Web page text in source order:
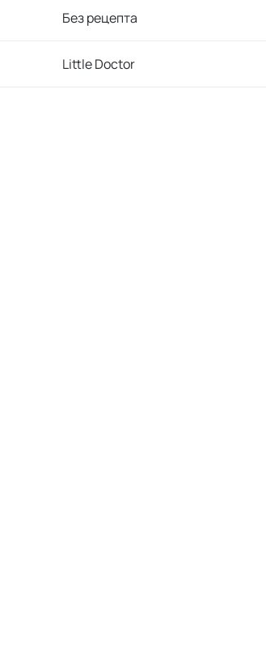
Без рецепта
Little Doctor